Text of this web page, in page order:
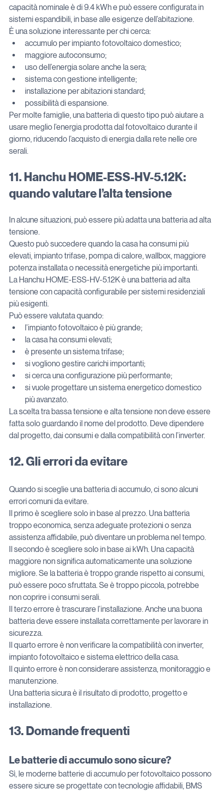
capacità nominale è di 9.4 kWh e può essere configurata in
sistemi espandibili, in base alle esigenze dell’abitazione.
È una soluzione interessante per chi cerca:
accumulo per impianto fotovoltaico domestico;
maggiore autoconsumo;
uso dell’energia solare anche la sera;
sistema con gestione intelligente;
installazione per abitazioni standard;
possibilità di espansione.
Per molte famiglie, una batteria di questo tipo può aiutare a
usare meglio l’energia prodotta dal fotovoltaico durante il
giorno, riducendo l’acquisto di energia dalla rete nelle ore
serali.
11. Hanchu HOME-ESS-HV-5.12K:
quando valutare l’alta tensione
In alcune situazioni, può essere più adatta una batteria ad alta
tensione.
Questo può succedere quando la casa ha consumi più
elevati, impianto trifase, pompa di calore, wallbox, maggiore
potenza installata o necessità energetiche più importanti.
La Hanchu HOME-ESS-HV-5.12K è una batteria ad alta
tensione con capacità configurabile per sistemi residenziali
più esigenti.
Può essere valutata quando:
l’impianto fotovoltaico è più grande;
la casa ha consumi elevati;
è presente un sistema trifase;
si vogliono gestire carichi importanti;
si cerca una configurazione più performante;
si vuole progettare un sistema energetico domestico
più avanzato.
La scelta tra bassa tensione e alta tensione non deve essere
fatta solo guardando il nome del prodotto. Deve dipendere
dal progetto, dai consumi e dalla compatibilità con l’inverter.
12. Gli errori da evitare
Quando si sceglie una batteria di accumulo, ci sono alcuni
errori comuni da evitare.
Il primo è scegliere solo in base al prezzo. Una batteria
troppo economica, senza adeguate protezioni o senza
assistenza affidabile, può diventare un problema nel tempo.
Il secondo è scegliere solo in base ai kWh. Una capacità
maggiore non significa automaticamente una soluzione
migliore. Se la batteria è troppo grande rispetto ai consumi,
può essere poco sfruttata. Se è troppo piccola, potrebbe
non coprire i consumi serali.
Il terzo errore è trascurare l’installazione. Anche una buona
batteria deve essere installata correttamente per lavorare in
sicurezza.
Il quarto errore è non verificare la compatibilità con inverter,
impianto fotovoltaico e sistema elettrico della casa.
Il quinto errore è non considerare assistenza, monitoraggio e
manutenzione.
Una batteria sicura è il risultato di prodotto, progetto e
installazione.
13. Domande frequenti
Le batterie di accumulo sono sicure?
Sì, le moderne batterie di accumulo per fotovoltaico possono
essere sicure se progettate con tecnologie affidabili, BMS